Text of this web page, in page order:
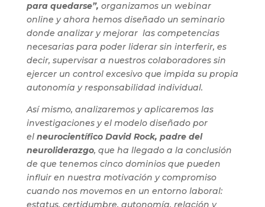
para quedarse”, organizamos un webinar
online y ahora hemos diseñado un seminario
donde analizar y mejorar las competencias
necesarias para poder liderar sin interferir, es
decir, supervisar a nuestros colaboradores sin
ejercer un control excesivo que impida su propia
autonomía y responsabilidad individual.
Así mismo, analizaremos y aplicaremos las
investigaciones y el modelo diseñado por
el neurocientífico David Rock, padre del
neuroliderazgo, que ha llegado a la conclusión
de que tenemos cinco dominios que pueden
influir en nuestra motivación y compromiso
cuando nos movemos en un entorno laboral:
estatus, certidumbre, autonomía, relación y